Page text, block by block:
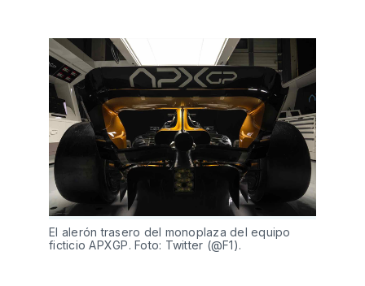
El alerón trasero del monoplaza del equipo
ficticio APXGP. Foto: Twitter (@F1).